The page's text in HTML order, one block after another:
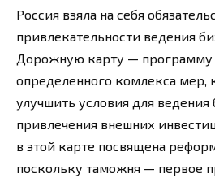
Россия взяла на себя
привлекательности ведения
Дорожную карту — программу
определенного комлекса мер,
улучшить условия для ведения
привлечения внешних
в этой карте посвящена
поскольку таможня — первое